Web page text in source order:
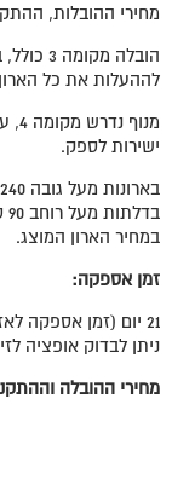
מחירי ההובלות,
לההעלות את כל
ישירות לספק.
בארונות מעל גובה 240 ס"מ חלה תוספת תשלום של 100 ש"ח.
במחיר הארון המוצג.
זמן אספקה:
21 יום (זמן אספקה לאזור עם תוספת תשלום 30 יום).
ניתן לבדוק אופציה
מחירי ההובלה